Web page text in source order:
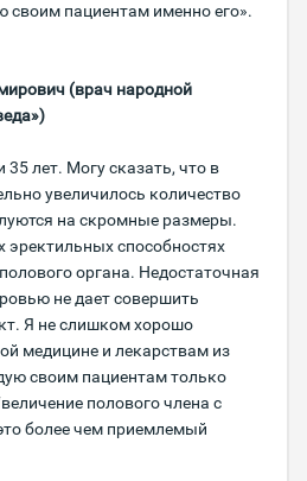
своим пациентам именно его».
(врач народной
лет. Могу сказать, что в
увеличилось количество
на скромные размеры.
эректильных способностях
органа. Недостаточная
не дает совершить
Я не слишком хорошо
медицине и лекарствам из
своим пациентам только
полового члена с
более чем приемлемый